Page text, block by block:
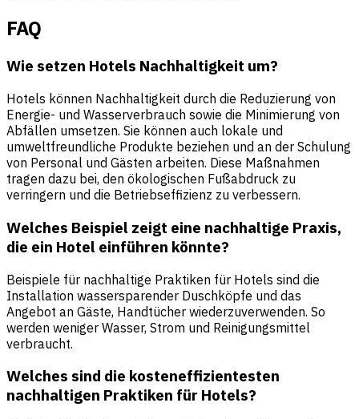
FAQ
Wie setzen Hotels Nachhaltigkeit um?
Hotels können Nachhaltigkeit durch die Reduzierung von
Energie- und Wasserverbrauch sowie die Minimierung von
Abfällen umsetzen. Sie können auch lokale und
umweltfreundliche Produkte beziehen und an der Schulung
von Personal und Gästen arbeiten. Diese Maßnahmen
tragen dazu bei, den ökologischen Fußabdruck zu
verringern und die Betriebseffizienz zu verbessern.
Welches Beispiel zeigt eine nachhaltige Praxis,
die ein Hotel einführen könnte?
Beispiele für nachhaltige Praktiken für Hotels sind die
Installation wassersparender Duschköpfe und das
Angebot an Gäste, Handtücher wiederzuverwenden. So
werden weniger Wasser, Strom und Reinigungsmittel
verbraucht.
Welches sind die kosteneffizientesten
nachhaltigen Praktiken für Hotels?